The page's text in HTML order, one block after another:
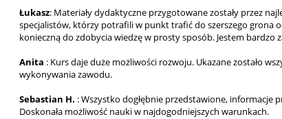
Łukasz: Materiały dydaktyczne przygotowane zostały przez
specjalistów, którzy potrafili w punkt trafić do szerszego grona
konieczną do zdobycia wiedzę w prosty sposób. Jestem bardzo
Anita : Kurs daje duże możliwości rozwoju. Ukazane zostało
wykonywania zawodu.
Sebastian H. : Wszystko dogłębnie przedstawione, informacje
Doskonała możliwość nauki w najdogodniejszych warunkach.